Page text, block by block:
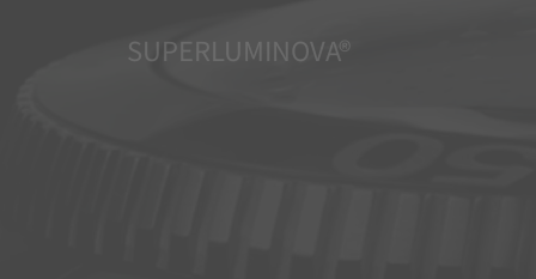
SUPERLUMINOVA®